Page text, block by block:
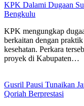
KPK Dalami Dugaan
Bengkulu
KPK mengungkap
berkaitan dengan
kesehatan. Perkara
proyek di Kabupaten…
Gusril Pausi Tunaikan
Qoriah Berprestasi